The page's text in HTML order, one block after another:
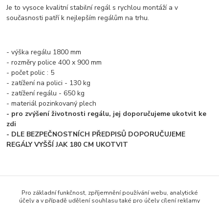
Je to vysoce kvalitní stabilní regál s rychlou montáží a v
současnosti patří k nejlepším regálům na trhu.
- výška regálu 1800 mm
- rozměry police 400 x 900 mm
- počet polic : 5
- zatížení na polici - 130 kg
- zatížení regálu - 650 kg
- materiál pozinkovaný plech
- pro zvýšení životnosti regálu, jej doporučujeme ukotvit ke
zdi
- DLE BEZPEČNOSTNÍCH PŘEDPISŮ DOPORUČUJEME
REGÁLY VYŠŠÍ JAK 180 CM UKOTVIT
Zboží zařazeno v kategoriích
Pro základní funkčnost, zpříjemnění používání webu, analytické
účely a v případě udělení souhlasu také pro účely cílení reklamy